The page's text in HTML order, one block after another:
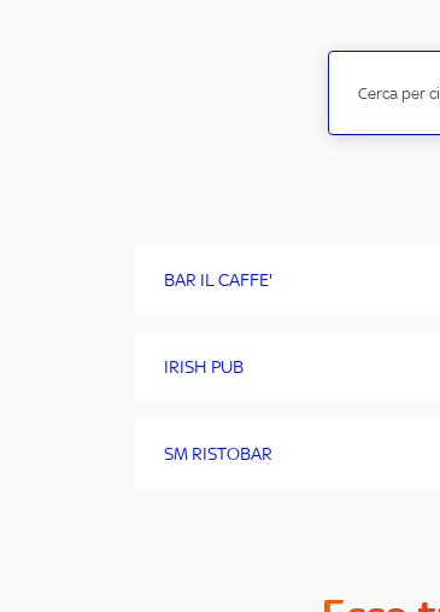
BAR IL CAFFE'
IRISH PUB
SM RISTOBAR